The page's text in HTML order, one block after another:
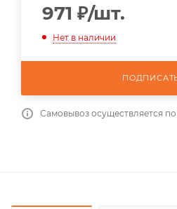
971 ₽/шт.
Нет в наличии
Самовывоз осуществляется